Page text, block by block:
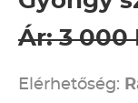
Ár: 3 000
Elérhetőség: